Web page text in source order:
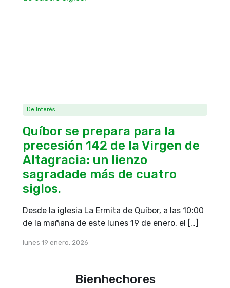
De Interés
Quíbor se prepara para la
precesión 142 de la Virgen de
Altagracia: un lienzo
sagradade más de cuatro
siglos.
Desde la iglesia La Ermita de Quíbor, a las 10:00
de la mañana de este lunes 19 de enero, el […]
lunes 19 enero, 2026
Bienhechores